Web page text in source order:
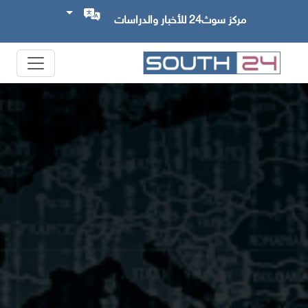
مركز سوث24 للأخبار والدراسات